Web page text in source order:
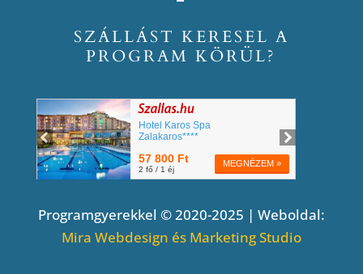
SZÁLLÁST KERESEL A
PROGRAM KÖRÜL?
Programgyerekkel © 2020-2025 | Weboldal:
Mira Webdesign és Marketing Studio